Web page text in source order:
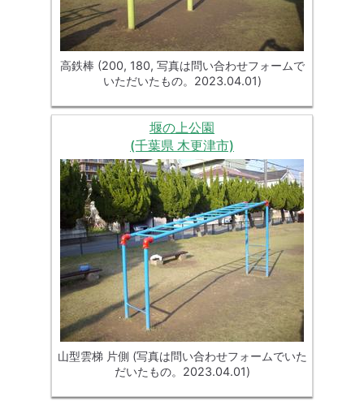
高鉄棒 (200, 180, 写真は問い合わせフォームで
いただいたもの。2023.04.01)
堰の上公園
(千葉県 木更津市)
山型雲梯 片側 (写真は問い合わせフォームでいた
だいたもの。2023.04.01)